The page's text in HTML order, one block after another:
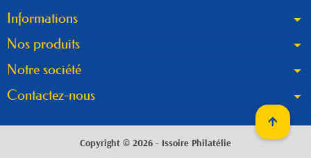
Informations
Nos produits
Notre société
Contactez-nous
Copyright © 2026 - Issoire Philatélie